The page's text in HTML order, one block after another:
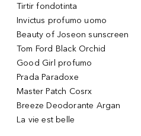
Tirtir fondotinta
Invictus profumo uomo
Beauty of Joseon sunscreen
Tom Ford Black Orchid
Good Girl profumo
Prada Paradoxe
Master Patch Cosrx
Breeze Deodorante Argan
La vie est belle